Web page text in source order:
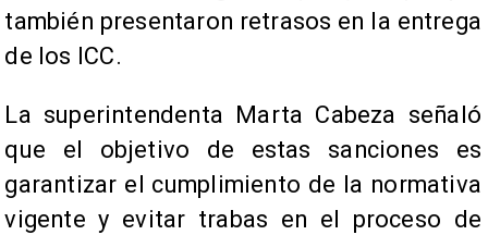
también presentaron retrasos en la entrega
de los ICC.
La superintendenta Marta Cabeza señaló
que el objetivo de estas sanciones es
garantizar el cumplimiento de la normativa
vigente y evitar trabas en el proceso de